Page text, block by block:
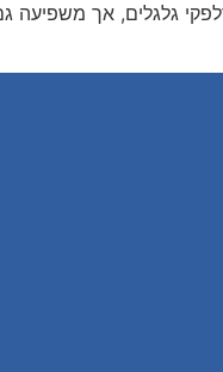
גלגלים, אך משפיעה